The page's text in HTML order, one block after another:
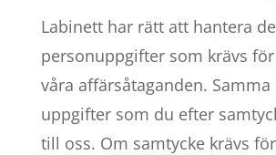
Labinett har rätt att hantera de
personuppgifter som krävs
våra affärsåtaganden. Samma
uppgifter som du efter
till oss. Om samtycke krävs för